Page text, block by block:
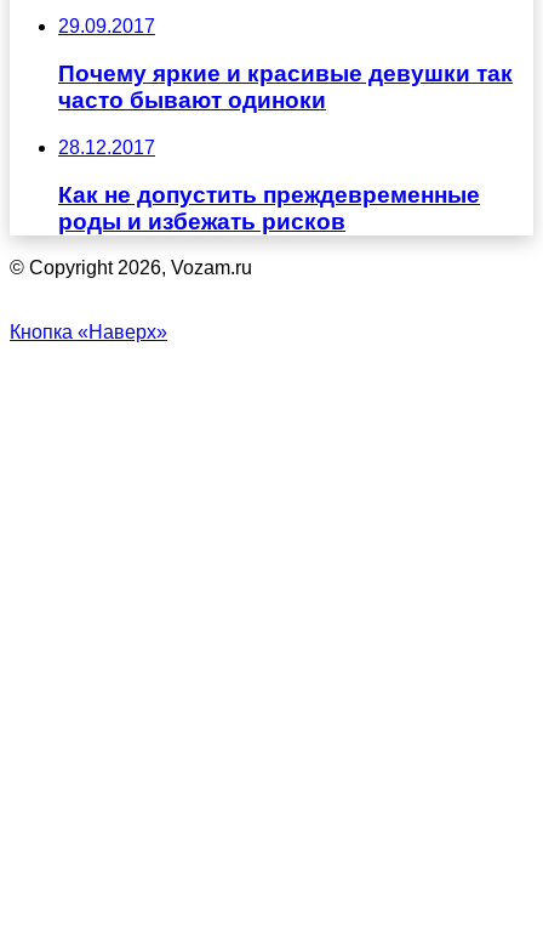
29.09.2017
Почему яркие и красивые девушки так
часто бывают одиноки
28.12.2017
Как не допустить преждевременные
роды и избежать рисков
© Copyright 2026, Vozam.ru
Кнопка «Наверх»